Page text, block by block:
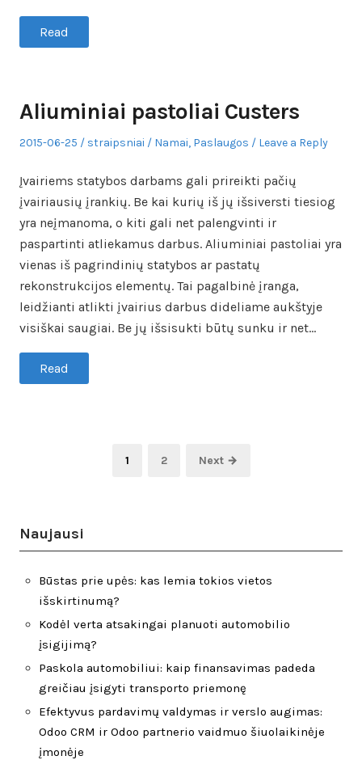
Read
Aliuminiai pastoliai Custers
Posted
2015-06-25 Author
straipsniai
Posted
Namai, Paslaugos Leave a Reply
Įvairiems statybos darbams gali prireikti pačių
įvairiausių įrankių. Be kai kurių iš jų išsiversti tiesiog
yra neįmanoma, o kiti gali net palengvinti ir
paspartinti atliekamus darbus. Aliuminiai pastoliai yra
vienas iš pagrindinių statybos ar pastatų
rekonstrukcijos elementų. Tai pagalbinė įranga,
leidžianti atlikti įvairius darbus dideliame aukštyje
visiškai saugiai. Be jų išsisukti būtų sunku ir net…
Read
Page
1 Page
2 Next →
Naujausi
Būstas prie upės: kas lemia tokios vietos
išskirtinumą?
Kodėl verta atsakingai planuoti automobilio
įsigijimą?
Paskola automobiliui: kaip finansavimas padeda
greičiau įsigyti transporto priemonę
Efektyvus pardavimų valdymas ir verslo augimas:
Odoo CRM ir Odoo partnerio vaidmuo šiuolaikinėje
įmonėje